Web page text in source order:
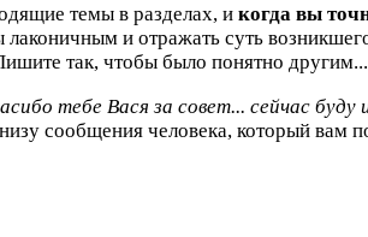
темы в разделах, и когда вы
и отражать суть
так, чтобы было понятно другим...
тебе Вася за совет... сейчас буду
сообщения человека, который вам